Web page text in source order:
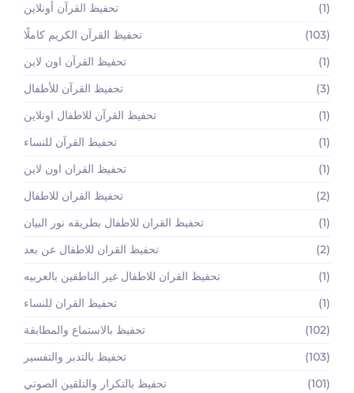
تحفيظ القرآن أونلاين
(1)
تحفيظ القرآن الكريم كاملًا
(103)
تحفيظ القرآن اون لاين
(1)
تحفيظ القرآن للأطفال
(3)
تحفيظ القرآن للاطفال اونلاين
(1)
تحفيظ القرآن للنساء
(1)
تحفيظ القران اون لاين
(1)
تحفيظ القران للاطفال
(2)
تحفيظ القران للاطفال بطريقه نور البيان
(1)
تحفيظ القران للاطفال عن بعد
(2)
تحفيظ القران للاطفال غير الناطقين بالعربيه
(1)
تحفيظ القران للنساء
(1)
تحفيظ بالاستماع والمطابقة
(102)
تحفيظ بالتدبر والتفسير
(103)
تحفيظ بالتكرار والتلقين الصوتي
(101)